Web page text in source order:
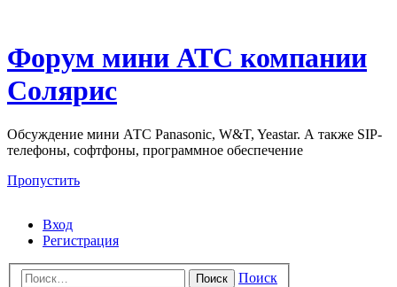
Форум мини АТС компании
Солярис
Обсуждение мини АТС Panasonic, W&T, Yeastar. А также SIP-
телефоны, софтфоны, программное обеспечение
Пропустить
Вход
Регистрация
Поиск Поиск